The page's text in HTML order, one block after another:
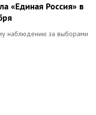
«Единая Россия» в
наблюдению за выборами